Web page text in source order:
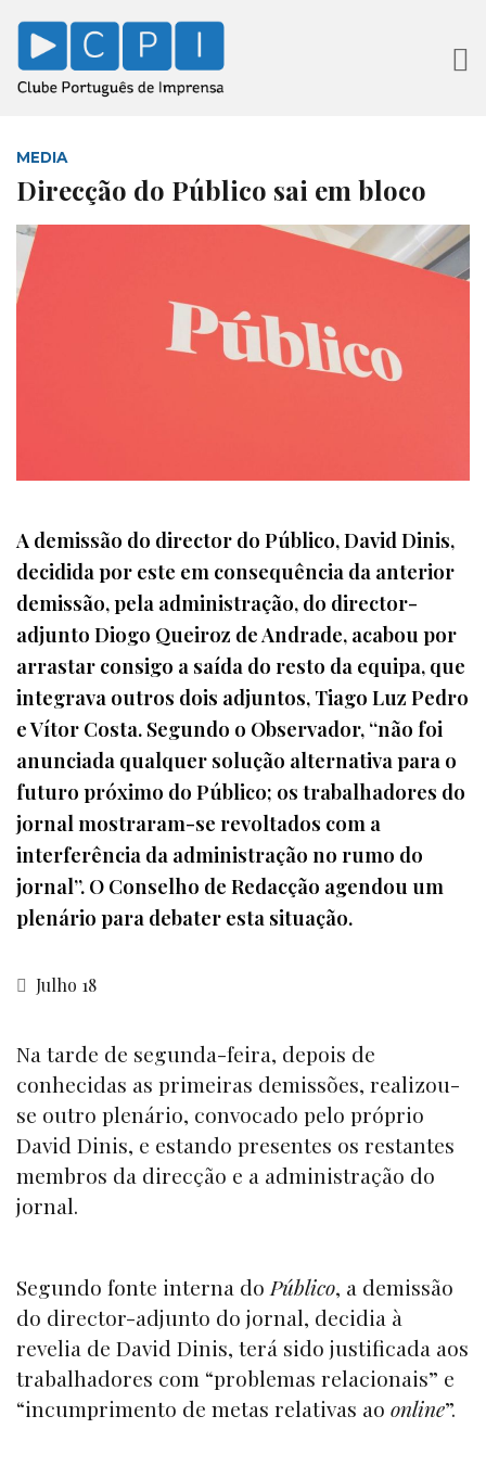
MEDIA
Direcção do Público sai em bloco
A demissão do director do Público, David Dinis,
decidida por este em consequência da anterior
demissão, pela administração, do director-
adjunto Diogo Queiroz de Andrade, acabou por
arrastar consigo a saída do resto da equipa, que
integrava outros dois adjuntos, Tiago Luz Pedro
e Vítor Costa. Segundo o Observador, “não foi
anunciada qualquer solução alternativa para o
futuro próximo do Público; os trabalhadores do
jornal mostraram-se revoltados com a
interferência da administração no rumo do
jornal”. O Conselho de Redacção agendou um
plenário para debater esta situação.
Julho 18
Na tarde de segunda-feira, depois de
conhecidas as primeiras demissões, realizou-
se outro plenário, convocado pelo próprio
David Dinis, e estando presentes os restantes
membros da direcção e a administração do
jornal.
Segundo fonte interna do Público, a demissão
do director-adjunto do jornal, decidia à
revelia de David Dinis, terá sido justificada aos
trabalhadores com “problemas relacionais” e
“incumprimento de metas relativas ao online”.